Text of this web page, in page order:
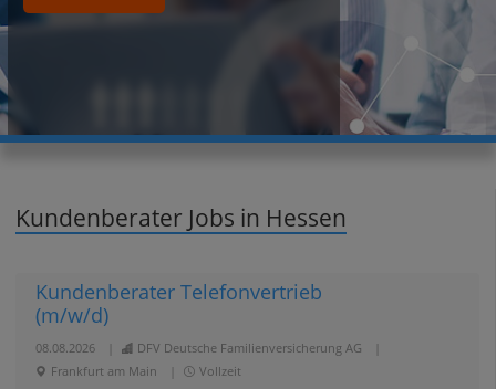
Kundenberater Jobs in Hessen
Kundenberater Telefonvertrieb
(m/w/d)
08.08.2026 DFV Deutsche Familienversicherung AG
Frankfurt am Main
Vollzeit